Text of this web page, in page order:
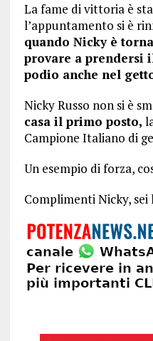
La fame di vittoria è
l’appuntamento si è
quando Nicky è
provare a prendersi
podio anche nel
Nicky Russo non si è
casa il primo posto,
Campione Italiano di
Un esempio di forza,
Complimenti Nicky,